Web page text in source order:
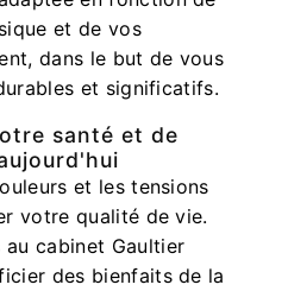
et de vos
dans le but de vous
et significatifs.
santé et de
et les tensions
votre qualité de vie.
au cabinet Gaultier
des bienfaits de la